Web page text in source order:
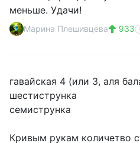
меньше. Удачи!
Марина Плешивцева 933
гавайская 4 (или 3, аля
шестиструнка
семиструнка
Кривым рукам количетво